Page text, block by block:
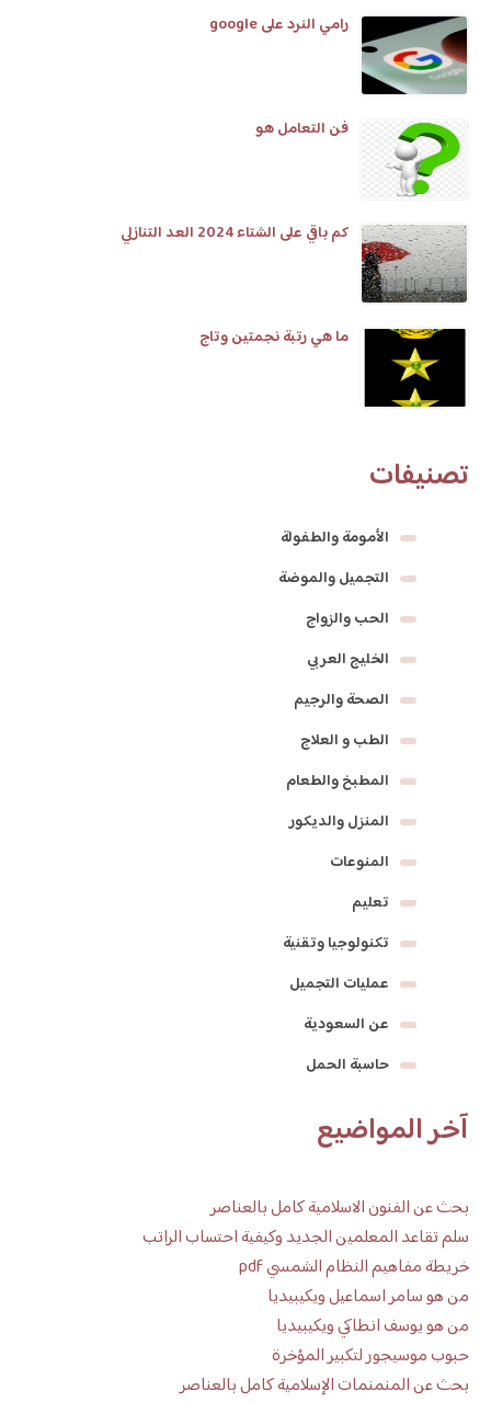
رامي النرد على google
فن التعامل هو
كم باقي على الشتاء 2024 العد التنازلي
ما هي رتبة نجمتين وتاج
تصنيفات
الأمومة والطفولة
التجميل والموضة
الحب والزواج
الخليج العربي
الصحة والرجيم
الطب و العلاج
المطبخ والطعام
المنزل والديكور
المنوعات
تعليم
تكنولوجيا وتقنية
عمليات التجميل
عن السعودية
حاسبة الحمل
آخر المواضيع
بحث عن الفنون الاسلامية كامل بالعناصر
سلم تقاعد المعلمين الجديد وكيفية احتساب الراتب
خريطة مفاهيم النظام الشمسي pdf
من هو سامر اسماعيل ويكيبيديا
من هو يوسف انطاكي ويكيبيديا
حبوب موسيجور لتكبير المؤخرة
بحث عن المنمنمات الإسلامية كامل بالعناصر